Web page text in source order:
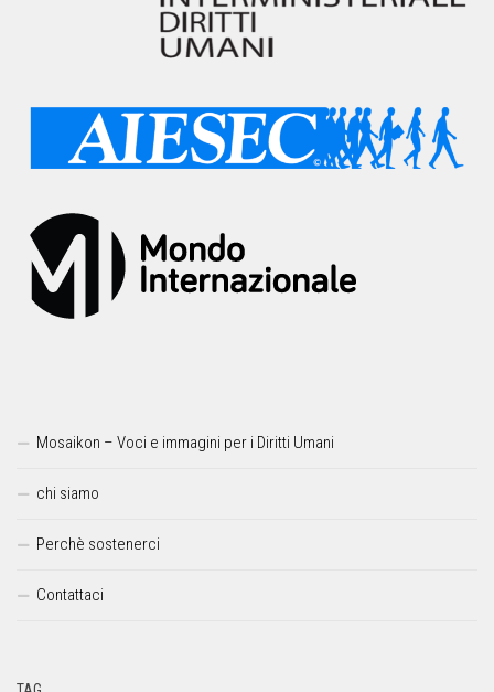
Mosaikon – Voci e immagini per i Diritti Umani
chi siamo
Perchè sostenerci
Contattaci